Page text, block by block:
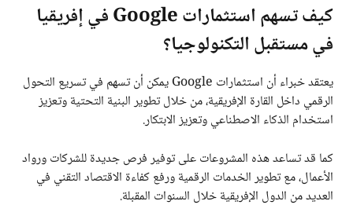
كيف تسهم استثمارات Google في إفريقيا
في مستقبل التكنولوجيا؟
يعتقد خبراء أن استثمارات Google يمكن أن تسهم في تسريع التحول
الرقمي داخل القارة الإفريقية، من خلال تطوير البنية التحتية وتعزيز
استخدام الذكاء الاصطناعي وتعزيز الابتكار.
كما قد تساعد هذه المشروعات على توفير فرص جديدة للشركات ورواد
الأعمال، مع تطوير الخدمات الرقمية ورفع كفاءة الاقتصاد التقني في
العديد من الدول الإفريقية خلال السنوات المقبلة.